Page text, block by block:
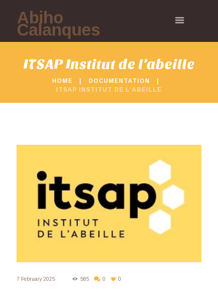
Abiho
Calanques
ITSAP Institut de l’abeille
HOME
DOCUMENTATION
ITSAP INSTITUT DE L’ABEILLE
7 February 2025 585 0 0